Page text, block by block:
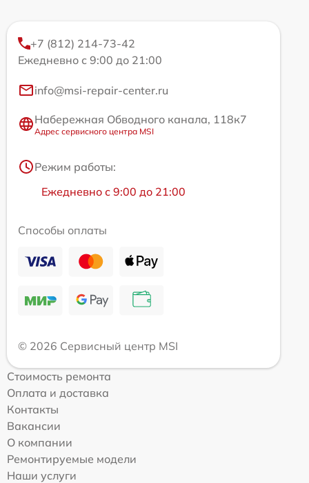
+7 (812) 214-73-42
Ежедневно с 9:00 до 21:00
info@msi-repair-center.ru
Набережная Обводного канала, 118к7
Адрес сервисного центра MSI
Режим работы:
Ежедневно с 9:00 до 21:00
Способы оплаты
© 2026 Сервисный центр MSI
Стоимость ремонта
Оплата и доставка
Контакты
Вакансии
О компании
Ремонтируемые модели
Наши услуги